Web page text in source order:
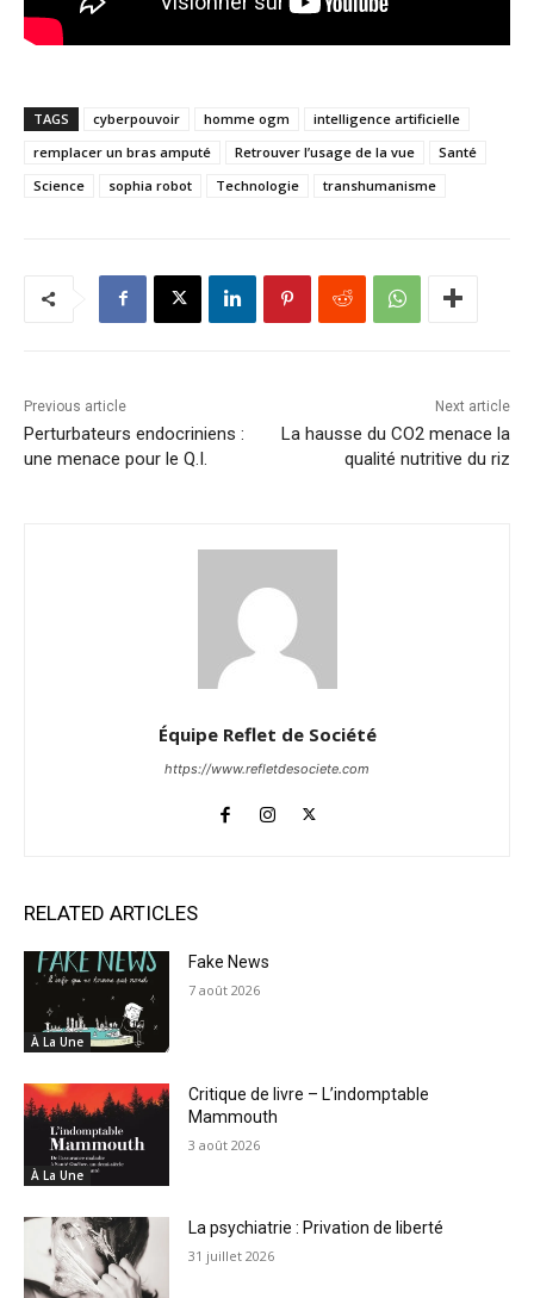
TAGS cyberpouvoir homme ogm
intelligence artificielle
remplacer un bras amputé
Retrouver l’usage de la vue
Santé
Science
sophia robot Technologie transhumanisme
Previous article
Perturbateurs endocriniens :
une menace pour le Q.I.
Next article
La hausse du CO2 menace la
qualité nutritive du riz
Équipe Reflet de Société
https://www.refletdesociete.com
RELATED ARTICLES
À La Une
Fake News
7 août 2026
À La Une
Critique de livre – L’indomptable
Mammouth
3 août 2026
La psychiatrie : Privation de liberté
31 juillet 2026